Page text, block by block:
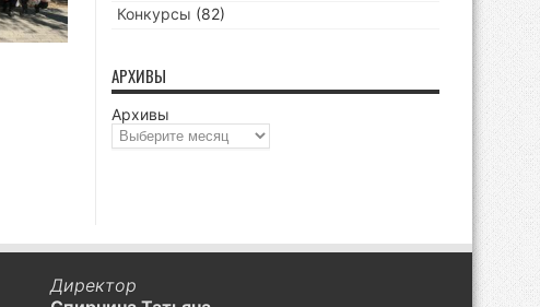
Конкурсы (82)
АРХИВЫ
Архивы
Директор